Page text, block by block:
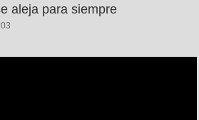
aleja para siempre